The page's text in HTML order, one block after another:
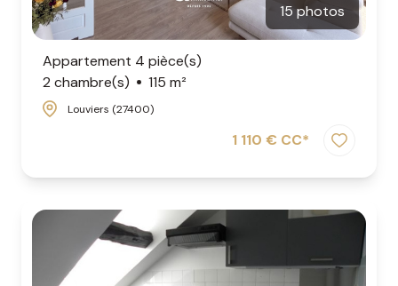
15 photos
Appartement 4 pièce(s)
2 chambre(s)
115 m²
Louviers (27400)
1 110 € CC*